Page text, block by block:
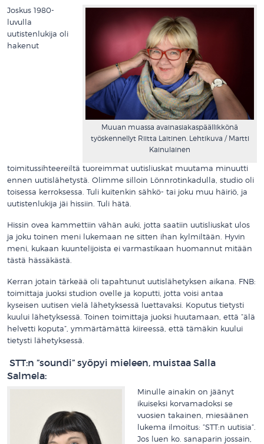
Muuan muassa avainasiakaspäällikkönä
työskennellyt Riitta Laitinen. Lehtikuva / Martti
Kainulainen
Joskus 1980-
luvulla
uutistenlukija oli
hakenut
toimitussihteereiltä tuoreimmat uutisliuskat muutama minuutti
ennen uutislähetystä. Olimme silloin Lönnrotinkadulla, studio oli
toisessa kerroksessa. Tuli kuitenkin sähkö- tai joku muu häiriö, ja
uutistenlukija jäi hissiin. Tuli hätä.
Hissin ovea kammettiin vähän auki, jotta saatiin uutisliuskat ulos
ja joku toinen meni lukemaan ne sitten ihan kylmiltään. Hyvin
meni, kukaan kuuntelijoista ei varmastikaan huomannut mitään
tästä hässäkästä.
Kerran jotain tärkeää oli tapahtunut uutislähetyksen aikana. FNB:
toimittaja juoksi studion ovelle ja koputti, jotta voisi antaa
kyseisen uutisen vielä lähetyksessä luettavaksi. Koputus tietysti
kuului lähetyksessä. Toinen toimittaja juoksi huutamaan, että ”älä
helvetti koputa”, ymmärtämättä kiireessä, että tämäkin kuului
tietysti lähetyksessä.
STT:n ”soundi” syöpyi mieleen, muistaa Salla
Salmela:
Minulle ainakin on jäänyt
ikuiseksi korvamadoksi se
vuosien takainen, miesäänen
lukema ilmoitus: ”STT:n uutisia”.
Jos luen ko. sanaparin jossain,